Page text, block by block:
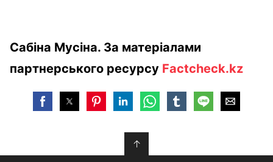
Сабіна Мусіна. За матеріалами
партнерського ресурсу Factcheck.kz
↑